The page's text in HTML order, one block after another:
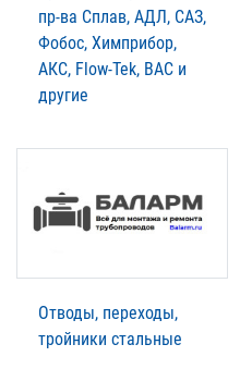
пр-ва Сплав, АДЛ, САЗ,
Фобос, Химприбор,
АКС, Flow-Tek, BAC и
другие
Отводы, переходы,
тройники стальные